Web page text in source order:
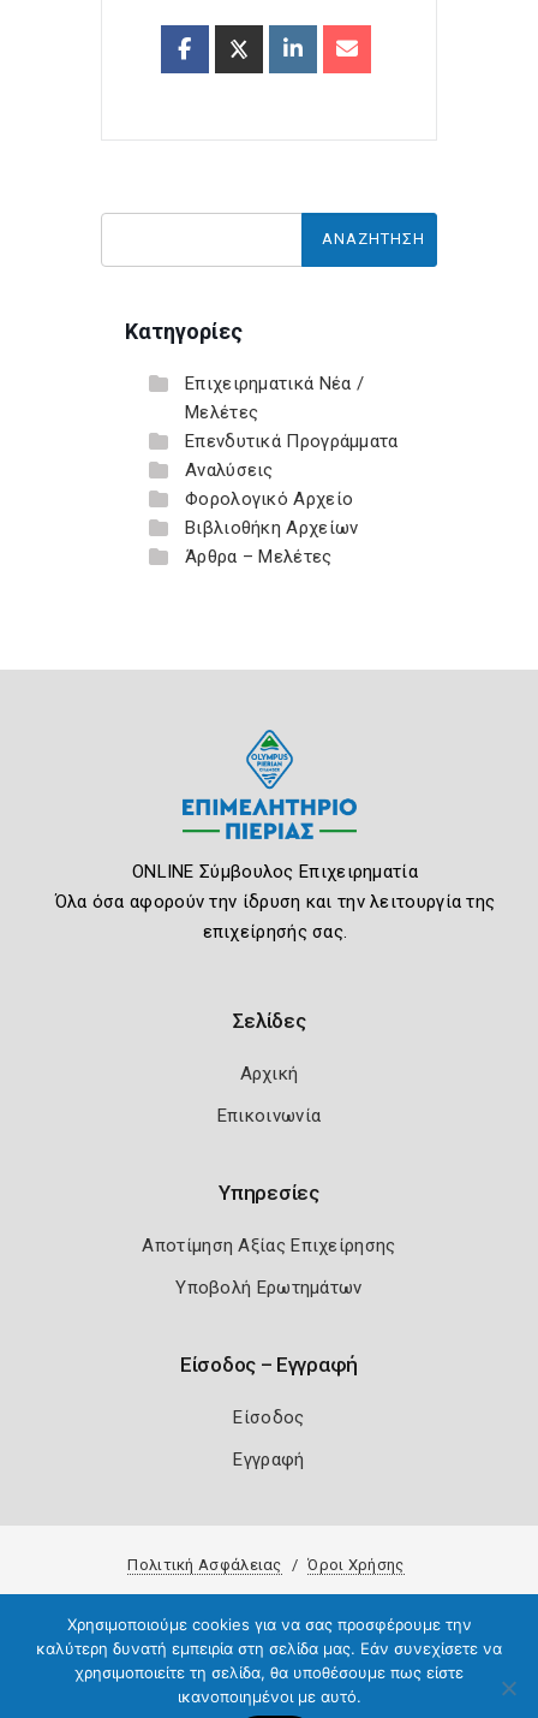
Κατηγορίες
Επιχειρηματικά Νέα /
Μελέτες
Επενδυτικά Προγράμματα
Αναλύσεις
Φορολογικό Αρχείο
Βιβλιοθήκη Αρχείων
Άρθρα – Μελέτες
ONLINE Σύμβουλος Επιχειρηματία
Όλα όσα αφορούν την ίδρυση και την λειτουργία της
επιχείρησής σας.
Σελίδες
Αρχική
Επικοινωνία
Υπηρεσίες
Αποτίμηση Αξίας Επιχείρησης
Υποβολή Ερωτημάτων
Είσοδος – Εγγραφή
Είσοδος
Εγγραφή
Πολιτική Ασφάλειας Όροι Χρήσης
Χρησιμοποιούμε cookies για να σας προσφέρουμε την
καλύτερη δυνατή εμπειρία στη σελίδα μας. Εάν συνεχίσετε να
χρησιμοποιείτε τη σελίδα, θα υποθέσουμε πως είστε
ικανοποιημένοι με αυτό.